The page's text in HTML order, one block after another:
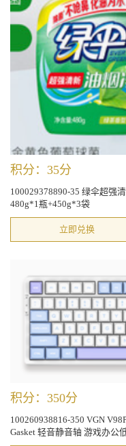
积分：35分
100029378890-35 绿伞超强
480g*1瓶+450g*3袋
立即兑换
积分：350分
100260938816-350 VGN
Gasket 轻音静音轴 游戏办公